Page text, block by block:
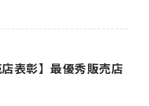
表彰】最優秀販売店